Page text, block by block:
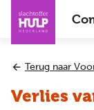
Overslaan
naar
inhoud
gaan
Terug naar
Verlies